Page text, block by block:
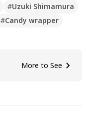
#Uzuki Shimamura
#Candy wrapper
More to See